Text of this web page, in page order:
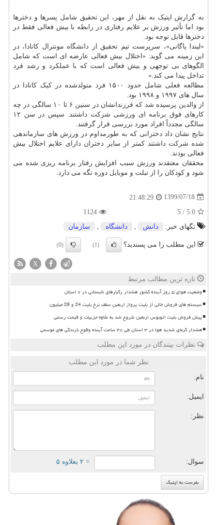
به گزارش اپتیک به نقل از مهر، این تحقیق شامل پسرها و دخترها
بود اما تأثیر ورزش بر علایم رفتاری در رابطه با بیش فعالی فقط در
دخترها قابل توجه بود.
«لیندا پاگانی»، سرپرست تیم تحقیق از دانشگاه مونترال کانادا، در
این زمینه می گوید: «اختلال بیش فعالی عارضه ای است که شامل
الگوهای بی توجهی و بیش فعالی است که با عملکرد و رشد فرد
تداخل پیدا می کند.»
مطالعه فعلی شامل حدود ۱۵۰۰ فرد متولدشده در کبک کانادا در
سال های ۱۹۹۷ و ۱۹۹۸ بود.
از والدین پرسیده شد که فرزندانشان در سنین ۶ تا ۱۰ سالگی در چه
کارهای فوق برنامه ای ورزشی شرکت داشتند. سپس در سن ۱۲
سالگی مجدداً افراد مورد بررسی قرار گرفتند.
نتایج نشان داد دخترانی که به طورمداوم در ورزش های سازماندهی
شده شرکت داشتند کمتر از سایر دختران دارای علایم اختلال بیش
فعالی بودند.
محققان معتقدند ورزش سبب افزایش رفتار برنامه ریزی شده می
شود و کودکان را از تبلت و موبایل دوره نگه می دارد.
1399/07/18
21:48:29
5.0
/
5
1124
تگهای خبر:
دانش دانشگاه سازمان
این مطلب را می پسندید؟ (1)
(0)
X
تازه ترین مطالب مرتبط
وضعیت هوای ۵ روز آینده کشور هشدار رگبارهای تابستانی در ۷ استان
سیستم های فروش خالی از بلیت پرواز اربعین سقف نرخ بلیت 24 و 28 میلیون
پیش فروش بلیت اتوبوس اربعین شروع شد به علاوه جزییات و قیمت رسمی
هشدار گرمای شدید هوا در ۳ استان طی ۴۸ ساعت آینده وقوع بارندگی های موسمی
نظرات بینندگان در مورد این مطلب
نظر شما در مورد این مطلب
نام:
ایمیل:
نظر:
سوال: = ۲ بعلاوه ۵